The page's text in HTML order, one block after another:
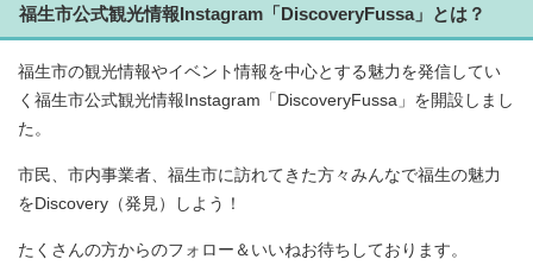
福生市公式観光情報Instagram「DiscoveryFussa」とは？
福生市の観光情報やイベント情報を中心とする魅力を発信してい
く福生市公式観光情報Instagram「DiscoveryFussa」を開設しまし
た。
市民、市内事業者、福生市に訪れてきた方々みんなで福生の魅力
をDiscovery（発見）しよう！
たくさんの方からのフォロー＆いいねお待ちしております。